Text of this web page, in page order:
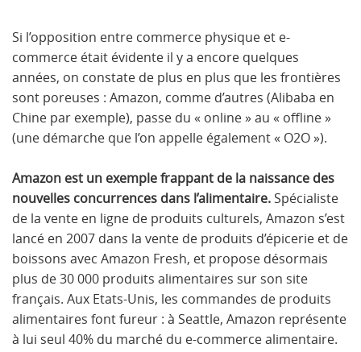
Si l’opposition entre commerce physique et e-
commerce était évidente il y a encore quelques
années, on constate de plus en plus que les frontières
sont poreuses : Amazon, comme d’autres (Alibaba en
Chine par exemple), passe du « online » au « offline »
(une démarche que l’on appelle également « O2O »).
Amazon est un exemple frappant de la naissance des
nouvelles concurrences dans l’alimentaire. Spécialiste
de la vente en ligne de produits culturels, Amazon s’est
lancé en 2007 dans la vente de produits d’épicerie et de
boissons avec Amazon Fresh, et propose désormais
plus de 30 000 produits alimentaires sur son site
français. Aux Etats-Unis, les commandes de produits
alimentaires font fureur : à Seattle, Amazon représente
à lui seul 40% du marché du e-commerce alimentaire.